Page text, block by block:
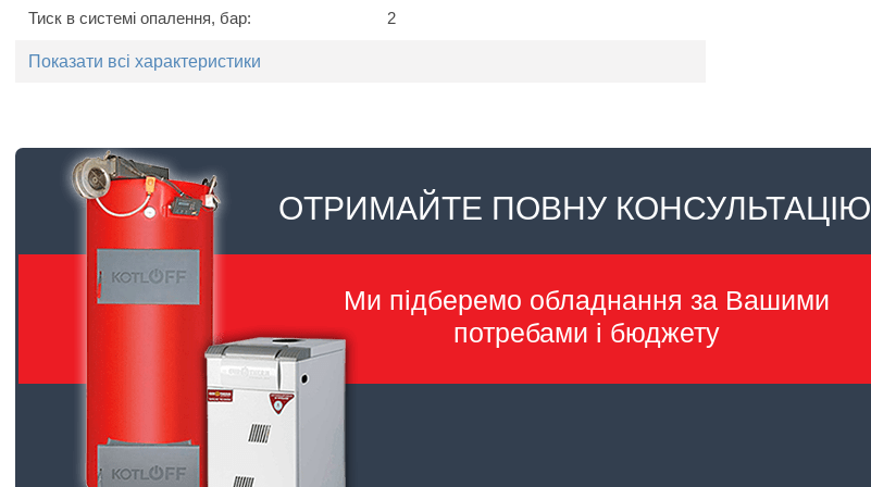
Тиск в системі опалення, бар: 2
Показати всі характеристики
ОТРИМАЙТЕ ПОВНУ КОНСУЛЬТАЦІЮ
Ми підберемо обладнання за Вашими
потребами і бюджету